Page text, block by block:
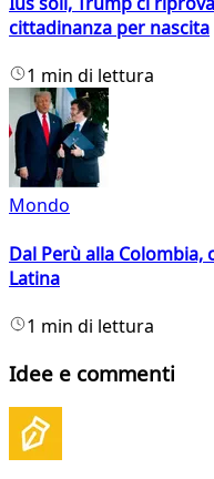
cittadinanza per nascita
1 min di lettura
Mondo
Dal Perù alla
Latina
1 min di lettura
Idee e commenti